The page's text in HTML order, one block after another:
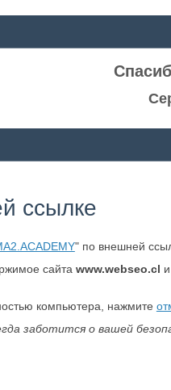
ссылке
" по внешней
сайта www.webseo.cl
компьютера, нажмите
заботится о вашей